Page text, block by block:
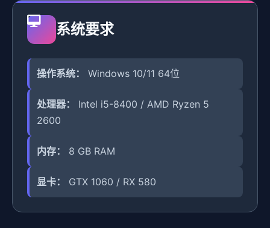
系统要求
操作系统： Windows 10/11 64位
处理器：
Intel i5-8400 / AMD Ryzen 5
2600
内存： 8 GB RAM
显卡： GTX 1060 / RX 580